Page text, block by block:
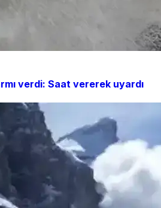
verdi: Saat vererek uyardı